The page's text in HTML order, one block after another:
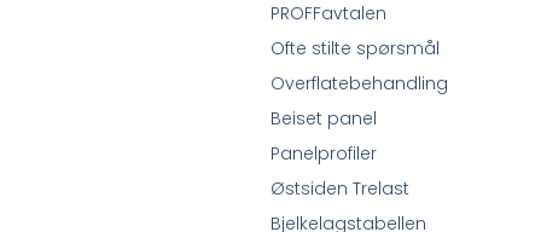
PROFFavtalen
Ofte stilte spørsmål
Overflatebehandling
Beiset panel
Panelprofiler
Østsiden Trelast
Bjelkelagstabellen